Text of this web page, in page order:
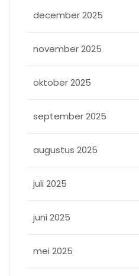
december 2025
november 2025
oktober 2025
september 2025
augustus 2025
juli 2025
juni 2025
mei 2025